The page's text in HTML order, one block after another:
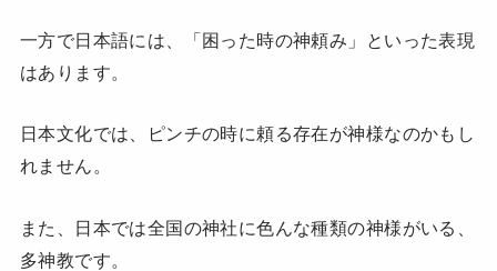
一方で日本語には、「困った時の神頼み」といった表現
はあります。
日本文化では、ピンチの時に頼る存在が神様なのかもし
れません。
また、日本では全国の神社に色んな種類の神様がいる、
多神教です。